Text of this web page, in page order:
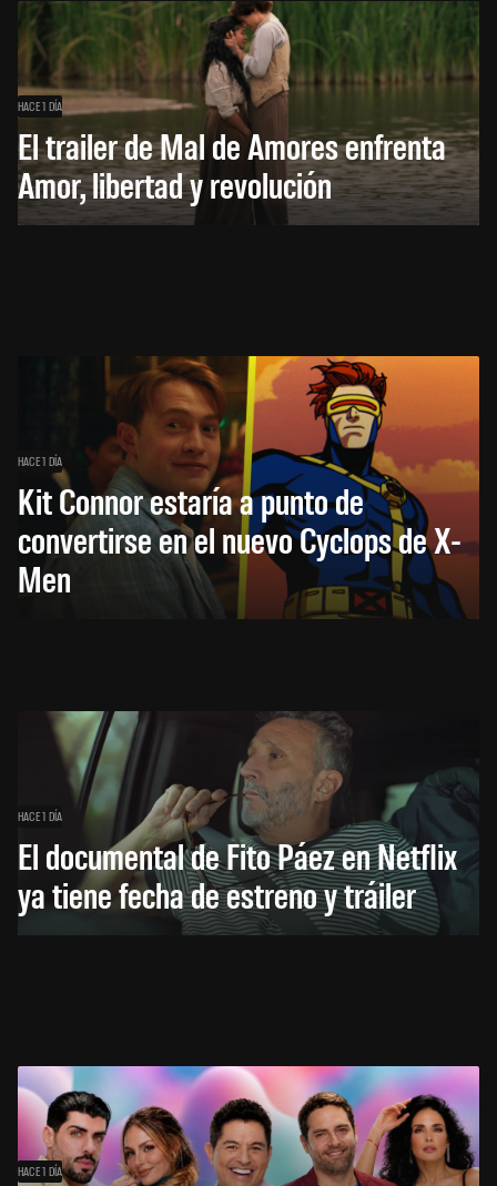
HACE 1 DÍA
El trailer de Mal de Amores enfrenta
Amor, libertad y revolución
HACE 1 DÍA
Kit Connor estaría a punto de
convertirse en el nuevo Cyclops de X-
Men
HACE 1 DÍA
El documental de Fito Páez en Netflix
ya tiene fecha de estreno y tráiler
HACE 1 DÍA